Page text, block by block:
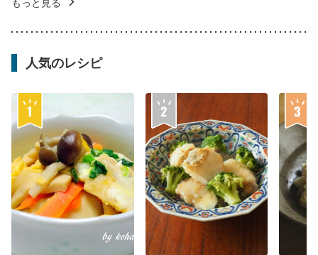
人気のレシピ